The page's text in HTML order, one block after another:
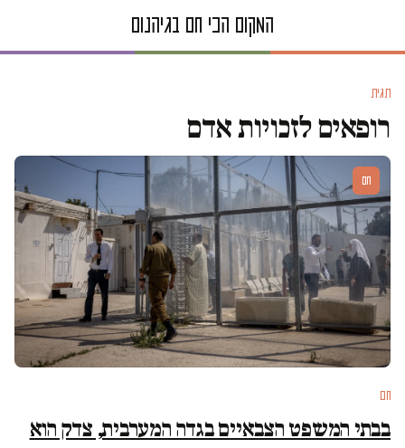
תגית
רופאים לזכויות אדם
חם
חם
בבתי המשפט הצבאיים בגדה המערבית, צדק הוא